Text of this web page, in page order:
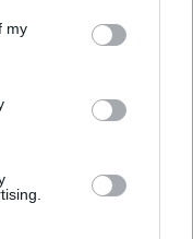
You may click to
third-party tags to
in below Google
my
news